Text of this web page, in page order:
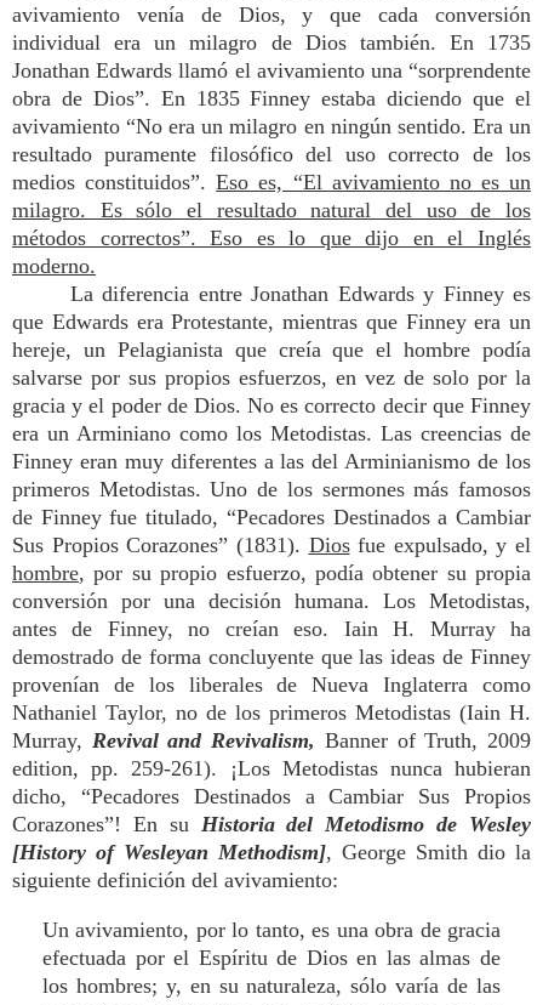
avivamiento venía de Dios, y que cada conversión
individual era un milagro de Dios también. En 1735
Jonathan Edwards llamó el avivamiento una “sorprendente
obra de Dios”. En 1835 Finney estaba diciendo que el
avivamiento “No era un milagro en ningún sentido. Era un
resultado puramente filosófico del uso correcto de los
medios constituidos”.Eso es, “El avivamiento no es un
milagro. Es sólo el resultado natural del uso de los
métodos correctos”. Eso es lo que dijo en el Inglés
moderno.
La diferencia entre Jonathan Edwards y Finney es
que Edwards era Protestante, mientras que Finney era un
hereje, un Pelagianista que creía que el hombre podía
salvarse por sus propios esfuerzos, en vez de solo por la
gracia y el poder de Dios. No es correcto decir que Finney
era un Arminiano como los Metodistas. Las creencias de
Finney eran muy diferentes a las del Arminianismo de los
primeros Metodistas. Uno de los sermones más famosos
de Finney fue titulado, “Pecadores Destinados a Cambiar
Sus Propios Corazones” (1831). Diosfue expulsado, y el
hombre, por su propio esfuerzo, podía obtener su propia
conversión por una decisión humana. Los Metodistas,
antes de Finney, no creían eso. Iain H. Murray ha
demostrado de forma concluyente que las ideas de Finney
provenían de los liberales de Nueva Inglaterra como
Nathaniel Taylor, no de los primeros Metodistas (Iain H.
Murray, Revival and Revivalism, Banner of Truth, 2009
edition, pp. 259-261). ¡Los Metodistas nunca hubieran
dicho, “Pecadores Destinados a Cambiar Sus Propios
Corazones”! En su Historia del Metodismo de Wesley
[History of Wesleyan Methodism], George Smith dio la
siguiente definición del avivamiento:
Un avivamiento, por lo tanto, es una obra de gracia
efectuada por el Espíritu de Dios en las almas de
los hombres; y, en su naturaleza, sólo varía de las